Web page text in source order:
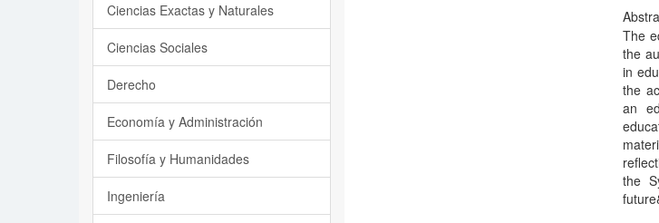
The
the
in
the
an
the
Ciencias Exactas y Naturales
Ciencias Sociales
Derecho
Economía y Administración
Filosofía y Humanidades
Ingeniería